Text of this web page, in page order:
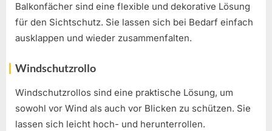
Balkonfächer sind eine flexible und dekorative Lösung
für den Sichtschutz. Sie lassen sich bei Bedarf einfach
ausklappen und wieder zusammenfalten.
Windschutzrollo
Windschutzrollos sind eine praktische Lösung, um
sowohl vor Wind als auch vor Blicken zu schützen. Sie
lassen sich leicht hoch- und herunterrollen.